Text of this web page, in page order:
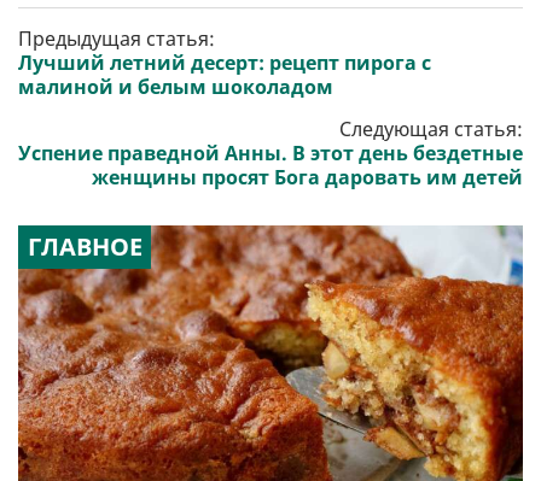
Предыдущая статья:
Лучший летний десерт: рецепт пирога с
малиной и белым шоколадом
Следующая статья:
Успение праведной Анны. В этот день бездетные
женщины просят Бога даровать им детей
ГЛАВНОЕ